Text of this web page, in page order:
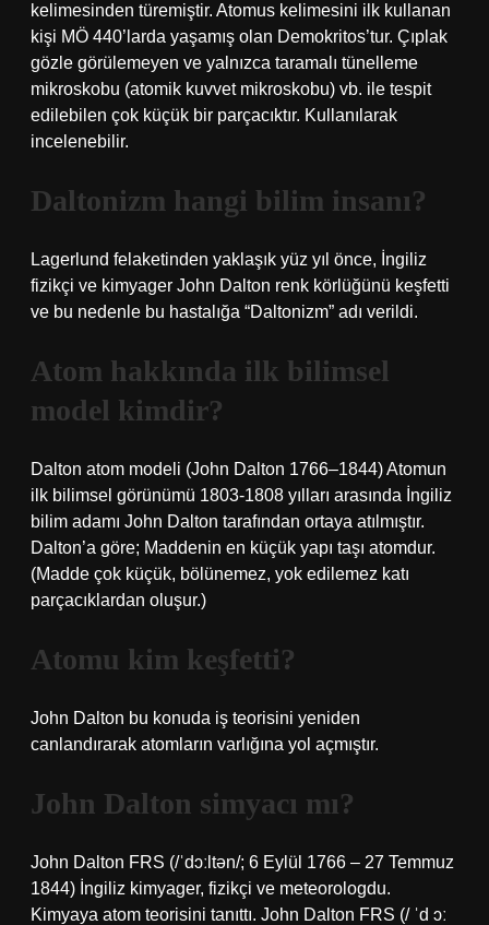
kelimesinden türemiştir. Atomus kelimesini ilk kullanan
kişi MÖ 440’larda yaşamış olan Demokritos’tur. Çıplak
gözle görülemeyen ve yalnızca taramalı tünelleme
mikroskobu (atomik kuvvet mikroskobu) vb. ile tespit
edilebilen çok küçük bir parçacıktır. Kullanılarak
incelenebilir.
Daltonizm hangi bilim insanı?
Lagerlund felaketinden yaklaşık yüz yıl önce, İngiliz
fizikçi ve kimyager John Dalton renk körlüğünü keşfetti
ve bu nedenle bu hastalığa “Daltonizm” adı verildi.
Atom hakkında ilk bilimsel
model kimdir?
Dalton atom modeli (John Dalton 1766–1844) Atomun
ilk bilimsel görünümü 1803-1808 yılları arasında İngiliz
bilim adamı John Dalton tarafından ortaya atılmıştır.
Dalton’a göre; Maddenin en küçük yapı taşı atomdur.
(Madde çok küçük, bölünemez, yok edilemez katı
parçacıklardan oluşur.)
Atomu kim keşfetti?
John Dalton bu konuda iş teorisini yeniden
canlandırarak atomların varlığına yol açmıştır.
John Dalton simyacı mı?
John Dalton FRS (/ˈdɔːltən/; 6 Eylül 1766 – 27 Temmuz
1844) İngiliz kimyager, fizikçi ve meteorologdu.
Kimyaya atom teorisini tanıttı. John Dalton FRS (/ ˈd ɔː